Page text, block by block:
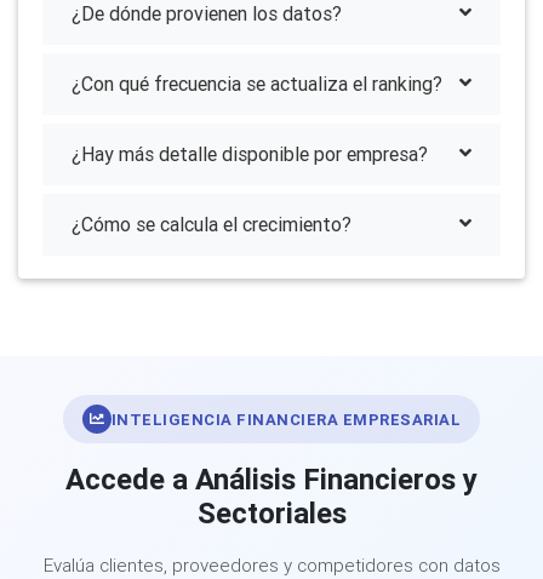
¿De dónde provienen los datos?
¿Con qué frecuencia se actualiza el ranking?
¿Hay más detalle disponible por empresa?
¿Cómo se calcula el crecimiento?
INTELIGENCIA FINANCIERA EMPRESARIAL
Accede a Análisis Financieros y
Sectoriales
Evalúa clientes, proveedores y competidores con datos